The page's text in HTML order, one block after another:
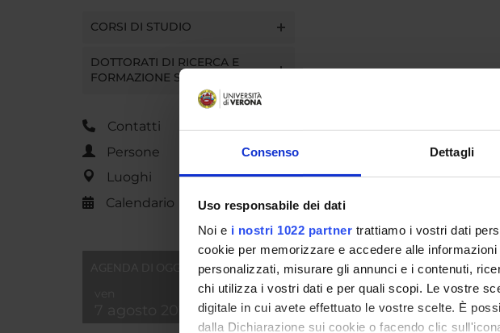
Consenso Dettagli
Uso responsabile dei dati
Noi e i nostri 1022 partner trattiamo i vostri dati
cookie per memorizzare e accedere alle
personalizzati, misurare gli annunci e i contenuti,
chi utilizza i vostri dati e per quali scopi. Le vostre
digitale in cui avete effettuato le vostre scelte. È
dalla Dichiarazione sui cookie o facendo clic
CORSI DI STUDIO
DOTTORATI DI RICERCA E
FORMAZIONE SUPERIORE
Contatti
Persone
Luoghi
Calendario